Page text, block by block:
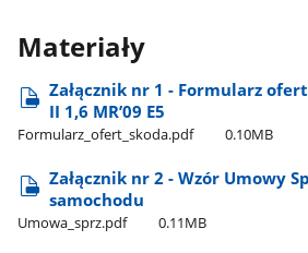
Materiały
Załącznik nr 1 - Formularz
II 1,6 MR’09 E5
Formularz​_ofert​_skoda.pdf 0.10MB
Załącznik nr 2 - Wzór Umowy
samochodu
Umowa​_sprz.pdf 0.11MB